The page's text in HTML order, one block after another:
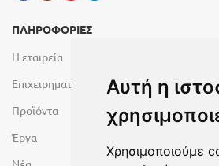
Αυτή η
Χρησιμοποιούμε
ΠΛΗΡΟΦΟΡΙΕΣ
Η εταιρεία
Επιχειρηματικές Μονάδες
Προϊόντα
Έργα